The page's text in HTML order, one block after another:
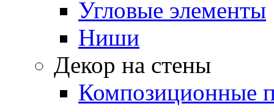
Угловые элементы
Ниши
Декор на стены
Композиционные